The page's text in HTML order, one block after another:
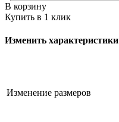
В корзину
Купить в 1 клик
Изменить характеристики
Изменение размеров